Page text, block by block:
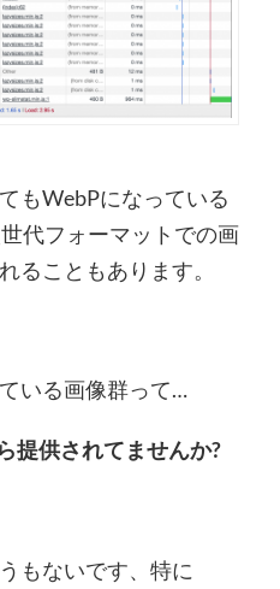
もWebPになっている
代フォーマットでの画
ることもあります。
いる画像群って…
提供されてませんか?
もないです、特に